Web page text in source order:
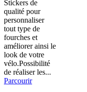
Stickers de
qualité pour
personnaliser
tout type de
fourches et
améliorer ainsi le
look de votre
vélo.Possibilité
de réaliser les...
Parcourir